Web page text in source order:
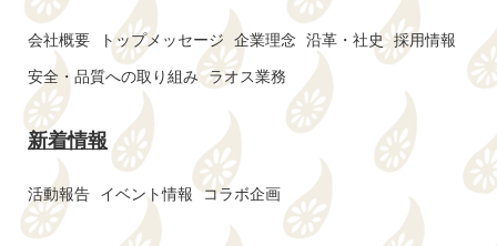
会社概要 トップメッセージ 企業理念 沿革・社史 採用情報
安全・品質への取り組み ラオス業務
新着情報
活動報告 イベント情報 コラボ企画